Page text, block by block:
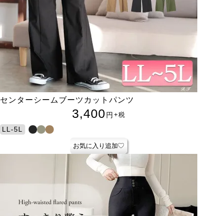
センターシームブーツカットパンツ
3,400 円 +税
LL-5L
お気に入り追加